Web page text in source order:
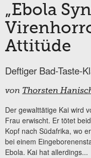
„Ebola
Attitüde
Deftiger Bad-Taste-
von Thorsten
Der gewalttätige Kai wird
Frau erwischt. Er tötet
Kopf nach Südafrika, wo
bei einem
Ebola. Kai hat allerdings...